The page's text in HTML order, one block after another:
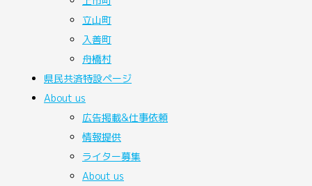
立山町
入善町
舟橋村
県民共済特設ページ
About us
広告掲載&仕事依頼
情報提供
ライター募集
About us